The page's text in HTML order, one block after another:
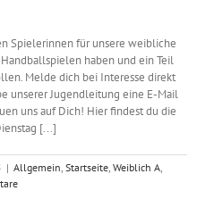
Spielerinnen für unsere weibliche
Handballspielen haben und ein Teil
Melde dich bei Interesse direkt
unserer Jugendleitung eine E-Mail
uns auf Dich! Hier findest du die
[...]
| Allgemein Startseite Weiblich A